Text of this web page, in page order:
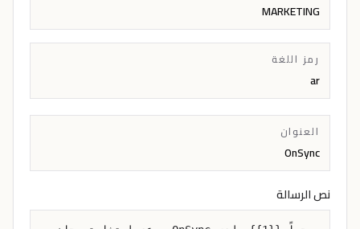
MARKETING
رمز اللغة
ar
العنوان
OnSync
نص الرسالة